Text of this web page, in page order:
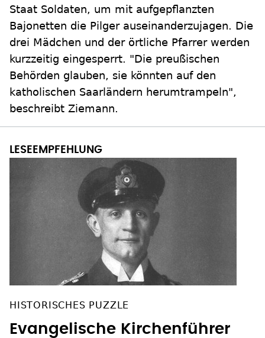
Staat Soldaten, um mit aufgepflanzten
Bajonetten die Pilger auseinanderzujagen. Die
drei Mädchen und der örtliche Pfarrer werden
kurzzeitig eingesperrt. "Die preußischen
Behörden glauben, sie könnten auf den
katholischen Saarländern herumtrampeln",
beschreibt Ziemann.
HISTORISCHES PUZZLE
Evangelische Kirchenführer